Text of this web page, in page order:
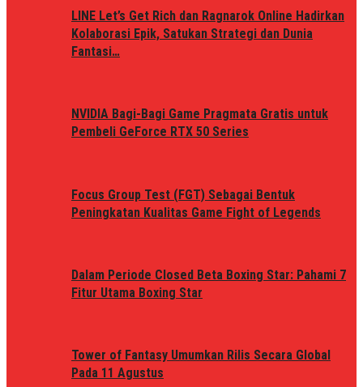
LINE Let’s Get Rich dan Ragnarok Online Hadirkan
Kolaborasi Epik, Satukan Strategi dan Dunia
Fantasi…
NVIDIA Bagi-Bagi Game Pragmata Gratis untuk
Pembeli GeForce RTX 50 Series
Focus Group Test (FGT) Sebagai Bentuk
Peningkatan Kualitas Game Fight of Legends
Dalam Periode Closed Beta Boxing Star: Pahami 7
Fitur Utama Boxing Star
Tower of Fantasy Umumkan Rilis Secara Global
Pada 11 Agustus